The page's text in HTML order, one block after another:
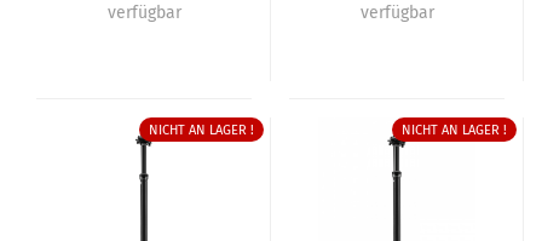
verfügbar
verfügbar
NICHT AN LAGER ! NICHT AN LAGER !